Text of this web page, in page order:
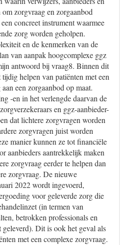
zorgvraag en zorgaanbod
concreet instrument waarmee
zorg worden geholpen.
en de kenmerken van de
van aanpak hoogcomplexe ggz
antwoord bij vraag8. Binnen dit
helpen van patiënten met een
een zorgaanbod op maat.
-en in het verlengde daarvan de
en ggz-aanbieder-
dat lichtere zorgvragen worden
zorgvragen juist worden
manier kunnen ze tot financiële
aanbieders aantrekkelijk maken
zorgvraag eerder te helpen dan
zorgvraag. De nieuwe
2022 wordt ingevoerd,
voor geleverde zorg die
(in termen van
betrokken professionals en
Dit is ook het geval als
met een complexe zorgvraag.